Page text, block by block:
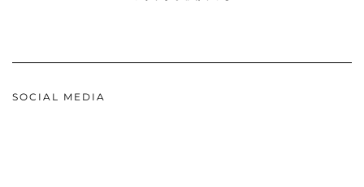
SOCIAL MEDIA